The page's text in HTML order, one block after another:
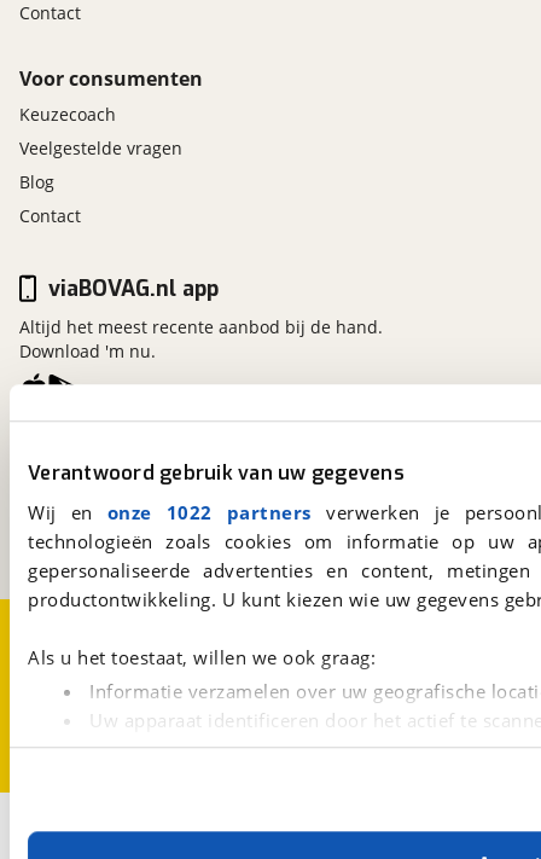
Verantwoord gebruik van uw gegevens
Wij en onze 1022 partners verwerken je
technologieën zoals cookies om informatie op
gepersonaliseerde advertenties en content,
productontwikkeling. U kunt kiezen wie uw gegevens
Als u het toestaat, willen we ook graag:
Informatie verzamelen over uw geografische
Uw apparaat identificeren door het actief te
Lees meer over hoe uw persoonlijke gegevens worden
Met cookies en vergelijkbare technieken zorgen we
Contact
Voor consumenten
Keuzecoach
Veelgestelde vragen
Blog
Contact
Kosterijland15
Een initiatief van
BOVAG
viaBOVAG.nl app
Altijd het meest recente aanbod bij de hand.
Download 'm nu.
CookievoorkeurenVacatures